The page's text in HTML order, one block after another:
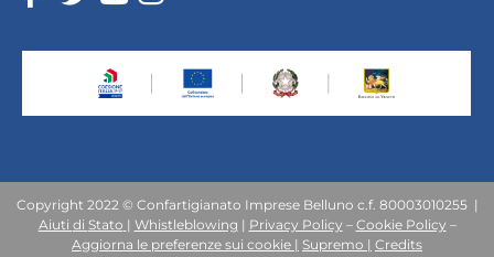
Copyright 2022 © Confartigianato Imprese Belluno c.f. 80003010255 |
Aiuti di Stato | Whistleblowing | Privacy Policy – Cookie Policy –
Aggiorna le preferenze sui cookie | Supremo | Credits